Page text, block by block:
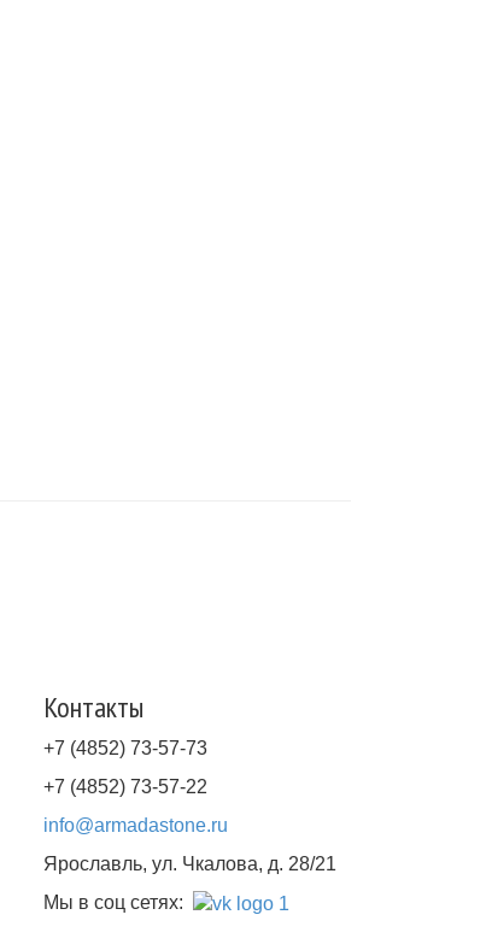
Контакты
+7 (4852) 73-57-73
+7 (4852) 73-57-22
info@armadastone.ru
Ярославль, ул. Чкалова, д. 28/21
Мы в соц сетях: